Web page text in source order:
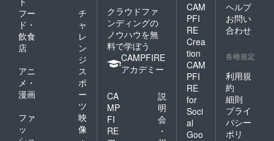
フー
ド・
飲食
店
チ
ャ
レ
ン
ジ
アニ
メ・
漫画
ス
ポ
ー
ツ
ファ
ッ
映
像
クラウドファ
ンディングの
ノウハウを無
料で学ぼう
CAMPFIRE
アカデミー
CA
MP
FI
RE
説
明
会
・
CAM
PFI
RE
Crea
tion
CAM
PFI
RE
for
Soci
al
Goo
ヘルプ
お問い
合わせ
各種規定
利用規
約
細則
プライ
バシー
ポリ